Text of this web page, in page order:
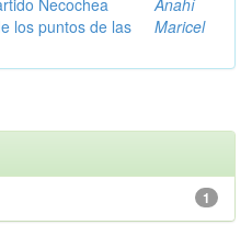
Necochea
los puntos de las
Anahí
Maricel
1